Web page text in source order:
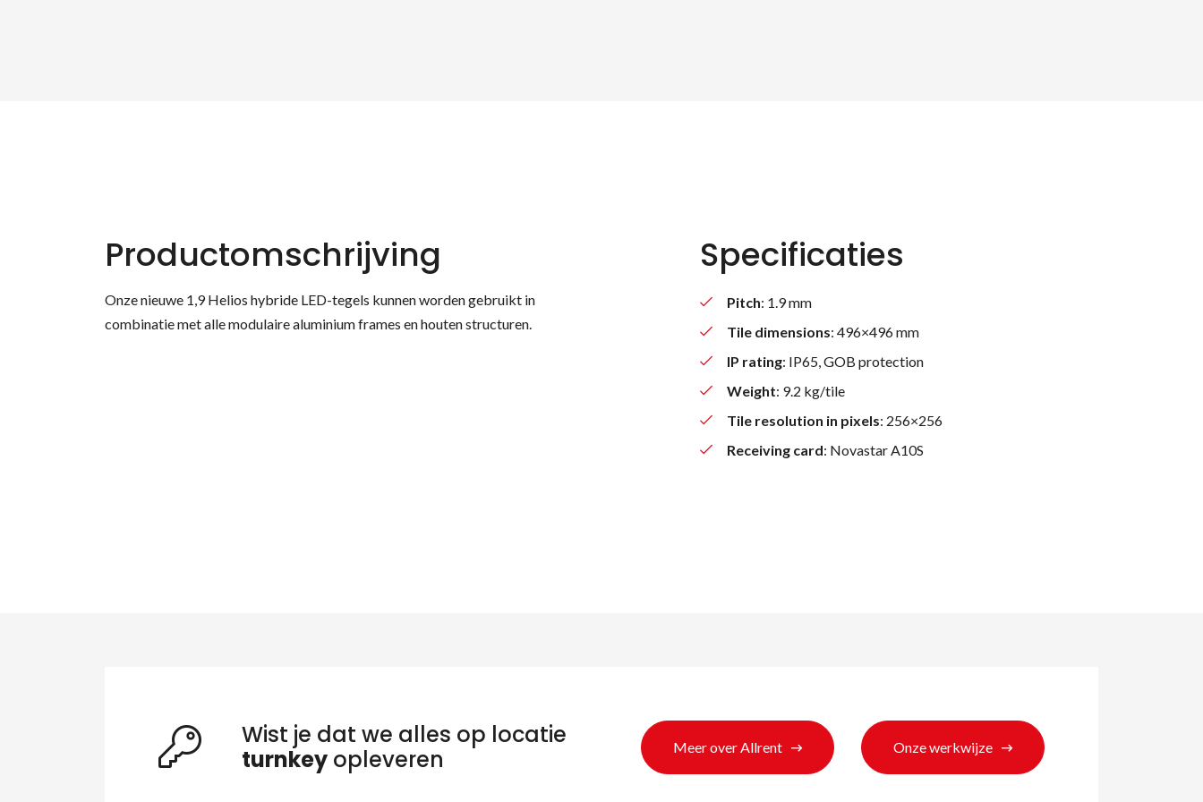
Productomschrijving
Onze nieuwe 1,9 Helios hybride LED-tegels kunnen worden gebruikt in
combinatie met alle modulaire aluminium frames en houten structuren.
Specificaties
Pitch: 1.9 mm
Tile dimensions: 496×496 mm
IP rating: IP65, GOB protection
Weight: 9.2 kg/tile
Tile resolution in pixels: 256×256
Receiving card: Novastar A10S
Wist je dat we alles op locatie
turnkey opleveren Meer over Allrent Onze werkwijze